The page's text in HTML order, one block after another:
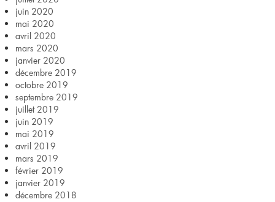
juin 2020
mai 2020
avril 2020
mars 2020
janvier 2020
décembre 2019
octobre 2019
septembre 2019
juillet 2019
juin 2019
mai 2019
avril 2019
mars 2019
février 2019
janvier 2019
décembre 2018